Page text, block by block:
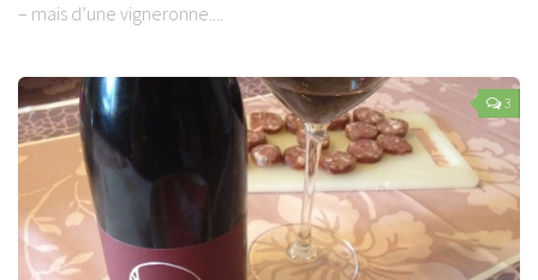
– mais d’une vigneronne....
3